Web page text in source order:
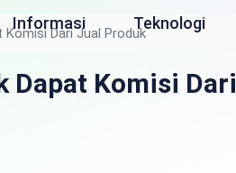
Informasi Teknologi
Dari Jual Produk
Komisi Dari